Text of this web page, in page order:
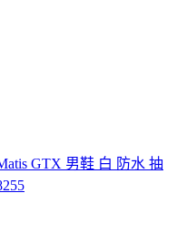
GTX 男鞋 白 防水 抽